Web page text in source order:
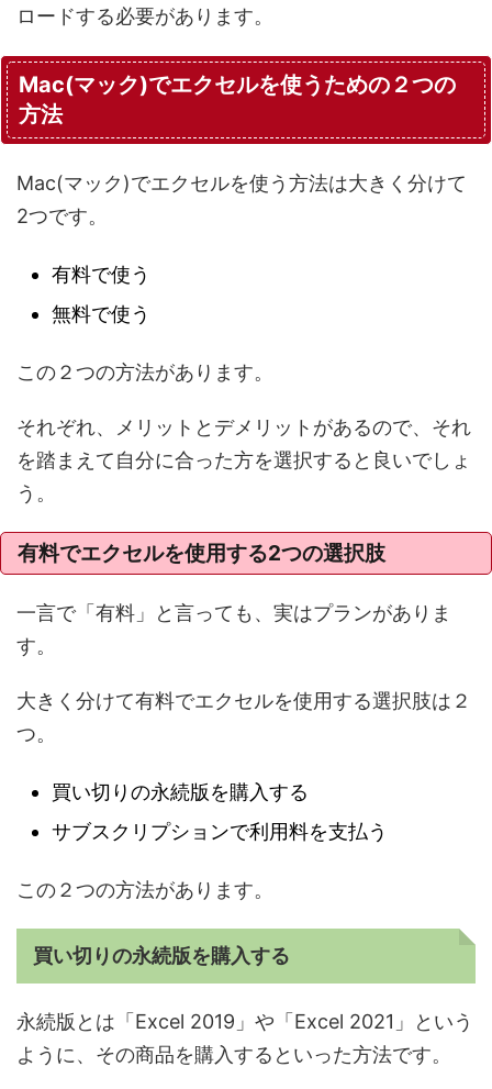
ロードする必要があります。
Mac(マック)でエクセルを使うための２つの
方法
Mac(マック)でエクセルを使う方法は大きく分けて
2つです。
有料で使う
無料で使う
この２つの方法があります。
それぞれ、メリットとデメリットがあるので、それ
を踏まえて自分に合った方を選択すると良いでしょ
う。
有料でエクセルを使用する2つの選択肢
一言で「有料」と言っても、実はプランがありま
す。
大きく分けて有料でエクセルを使用する選択肢は２
つ。
買い切りの永続版を購入する
サブスクリプションで利用料を支払う
この２つの方法があります。
買い切りの永続版を購入する
永続版とは「Excel 2019」や「Excel 2021」という
ように、その商品を購入するといった方法です。